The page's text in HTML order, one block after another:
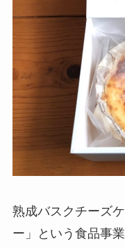
熟成バスクチーズ
ー」という食品事